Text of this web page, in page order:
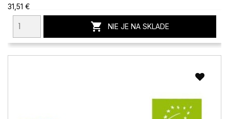
31,51 €
 NIE JE NA SKLADE